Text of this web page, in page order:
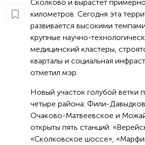
Сколково и вырастет
километров. Сегодня эта
развивается высокими
крупные научно-
медицинский кластеры,
кварталы и социальная
отметил мэр.
Новый участок голубой ветки
четыре района: Фили-
Очаково-Матвеевское и
открыты пять станций:
«Сколковское шоссе»,